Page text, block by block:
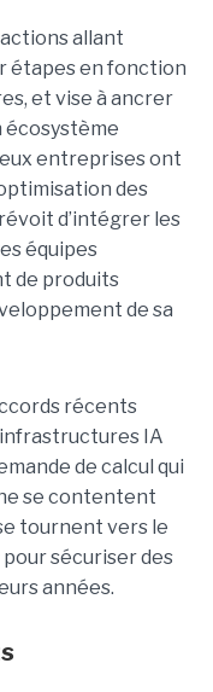
allant
étapes en fonction
et vise à ancrer
écosystème
entreprises ont
des
d’intégrer les
équipes
de produits
de sa
récents
IA
de calcul qui
se contentent
tournent vers le
sécuriser des
années.